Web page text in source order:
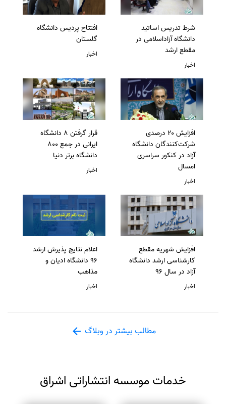
شرط تدریس اساتید
دانشگاه آزاداسلامی در
مقطع ارشد
اخبار
افتتاح پردیس دانشگاه
گلستان
اخبار
افزایش ۲۰ درصدی
شرکت‌کنندگان دانشگاه
آزاد در کنکور سراسری
امسال
اخبار
قرار گرفتن 8 دانشگاه
ایرانی در جمع 800
دانشگاه برتر دنیا
اخبار
افزایش شهریه مقطع
کارشناسی ارشد دانشگاه
آزاد در سال 96
اخبار
اعلام نتایج پذیرش ارشد
96 دانشگاه ادیان و
مذاهب
اخبار
مطالب بیشتر در وبلاگ
خدمات موسسه انتشاراتی اشراق